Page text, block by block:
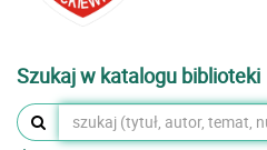
Szukaj w katalogu biblioteki